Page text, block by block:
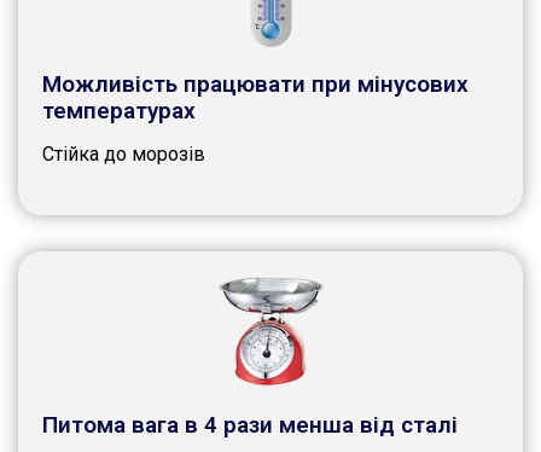
Можливість працювати при мінусових
температурах
Стійка до морозів
Питома вага в 4 рази менша від сталі